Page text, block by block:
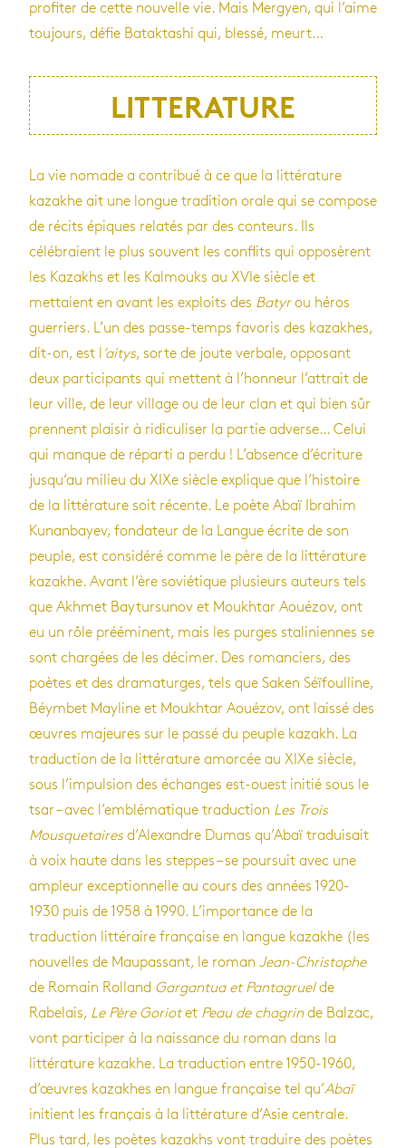
profiter de cette nouvelle vie. Mais Mergyen, qui l’aime
toujours, défie Bataktashi qui, blessé, meurt…
LITTERATURE
La vie nomade a contribué à ce que la littérature
kazakhe ait une longue tradition orale qui se compose
de récits épiques relatés par des conteurs. Ils
célébraient le plus souvent les conflits qui opposèrent
les Kazakhs et les Kalmouks au XVIe siècle et
mettaient en avant les exploits des Batyr ou héros
guerriers. L’un des passe-temps favoris des kazakhes,
dit-on, est l
’aitys, sorte de joute verbale, opposant
deux participants qui mettent à l’honneur l’attrait de
leur ville, de leur village ou de leur clan et qui bien sûr
prennent plaisir à ridiculiser la partie adverse… Celui
qui manque de réparti a perdu ! L’absence d’écriture
jusqu’au milieu du XIXe siècle explique que l’histoire
de la littérature soit récente. Le poète Abaï Ibrahim
Kunanbayev, fondateur de la Langue écrite de son
peuple, est considéré comme le père de la littérature
kazakhe. Avant l’ère soviétique plusieurs auteurs tels
que Akhmet Baytursunov et Moukhtar Aouézov, ont
eu un rôle prééminent, mais les purges staliniennes se
sont chargées de les décimer. Des romanciers, des
poètes et des dramaturges, tels que Saken Séïfoulline,
Béymbet Mayline et Moukhtar Aouézov, ont laissé des
œuvres majeures sur le passé du peuple kazakh. La
traduction de la littérature amorcée au XIXe siècle,
sous l’impulsion des échanges est-ouest initié sous le
tsar – avec l’emblématique traduction Les Trois
Mousquetairesd’Alexandre Dumas qu’Abaï traduisait
à voix haute dans les steppes – se poursuit avec une
ampleur exceptionnelle au cours des années 1920-
1930 puis de 1958 à 1990. L’importance de la
traduction littéraire française en langue kazakhe (les
nouvelles de Maupassant, le roman Jean-Christophe
de Romain Rolland Gargantua et Pantagruelde
Rabelais, Le Père Goriotet Peau de chagrinde Balzac,
vont participer à la naissance du roman dans la
littérature kazakhe. La traduction entre 1950-1960,
d’œuvres kazakhes en langue française tel qu’Abaï
initient les français à la littérature d’Asie centrale.
Plus tard, les poètes kazakhs vont traduire des poètes